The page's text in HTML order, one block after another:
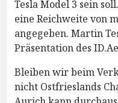
Tesla Model 3 sein
eine Reichweite von
angegeben. Martin
Präsentation des
Bleiben wir beim
nicht Ostfrieslands